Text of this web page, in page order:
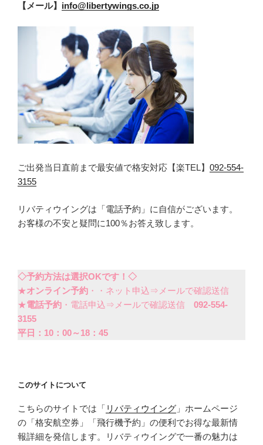
【メール】 info@libertywings.co.jp
ご出発当日直前まで最安値で格安対応【楽TEL】 092-554-
3155
リバティウイングは「電話予約」に自信がございます。
お客様の不安と疑問に100％お答え致します。
◇予約方法は選択OKです！◇
★オンライン予約 ・・ネット申込⇒メールで確認送信
★電話予約 ・電話申込⇒メールで確認送信 092-554-
3155
平日：10：00～18：45
このサイトについて
こちらのサイトでは「 リバティウイング 」ホームページ
の「格安航空券」「飛行機予約」の便利でお得な最新情
報詳細を発信します。リバティウイングで一番の魅力は